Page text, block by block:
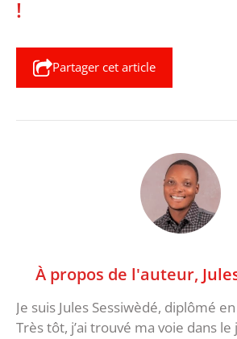
!
Partager cet article
À propos de l'auteur,
Je suis Jules Sessiwèdé, diplômé
Très tôt, j’ai trouvé ma voie dans